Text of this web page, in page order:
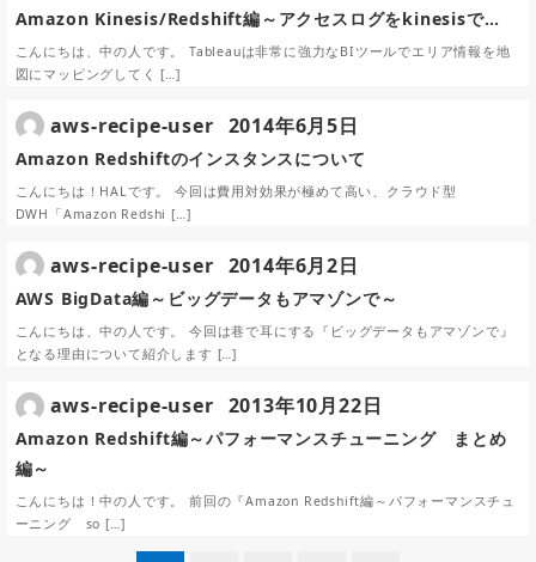
Amazon Kinesis/Redshift編～アクセスログをkinesisで…
こんにちは、中の人です。 Tableauは非常に強力なBIツールでエリア情報を地
図にマッピングしてく […]
Amazon Redshiftのインスタンスについて
こんにちは！HALです。 今回は費用対効果が極めて高い、クラウド型
DWH「Amazon Redshi […]
aws-recipe-user 2014年6月5日
AWS BigData編～ビッグデータもアマゾンで～
こんにちは、中の人です。 今回は巷で耳にする『ビッグデータもアマゾンで』
となる理由について紹介します […]
aws-recipe-user 2014年6月2日
Amazon Redshift編～パフォーマンスチューニング まとめ
編～
こんにちは！中の人です。 前回の『Amazon Redshift編～パフォーマンスチュ
ーニング so […]
aws-recipe-user 2013年10月22日